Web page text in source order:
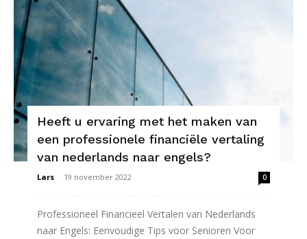
Heeft u ervaring met het maken van
een professionele financiële vertaling
van nederlands naar engels?
Lars - 19 november 2022 0
Professioneel Financieel Vertalen van Nederlands
naar Engels: Eenvoudige Tips voor Senioren Voor